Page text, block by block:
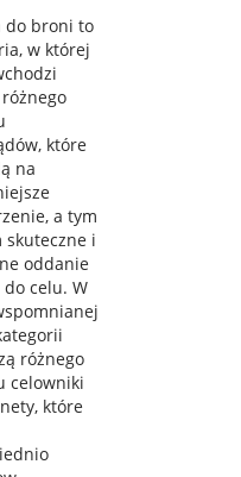
do broni to
w której
które
na
a tym
skuteczne i
oddanie
do celu. W
różnego
celowniki
które